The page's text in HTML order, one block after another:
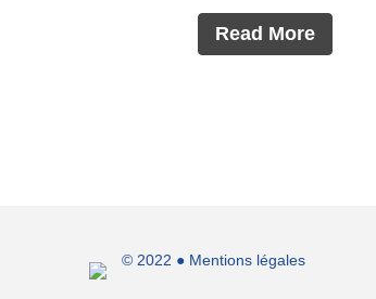
Read More
© 2022 ● Mentions légales